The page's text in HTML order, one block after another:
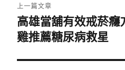
章
導
覽
上一篇文章
上
一
文
高雄當舖有效戒菸
雞推薦糖尿病救星